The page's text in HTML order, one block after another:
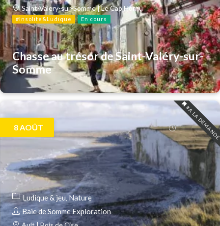
Saint-Valery-sur-Somme | Le Cap Hornu
#Insolite&Ludique En cours
Chasse au trésor de Saint-Valéry-sur-
Somme
#A LA
8 AOÛT
Ludique & jeu Nature
Baie de Somme Exploration